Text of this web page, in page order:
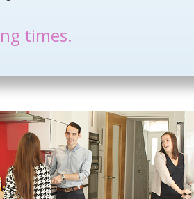
times.